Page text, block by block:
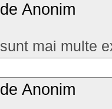
de Anonim
sunt mai multe
de Anonim